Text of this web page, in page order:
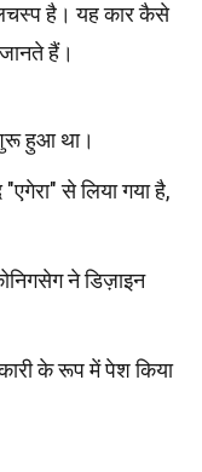
है। यह कार कैसे
हैं।
शुरू हुआ था।
से लिया गया है,
ने डिज़ाइन
के रूप में पेश किया